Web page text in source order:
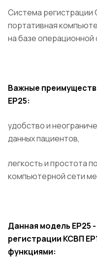
Система регистрации
портативная
на базе операционной
Важные
EP25:
удобство и
данных пациентов,
легкость и простота
компьютерной сети
Данная модель EP25
регистрации КСВП
функциями: